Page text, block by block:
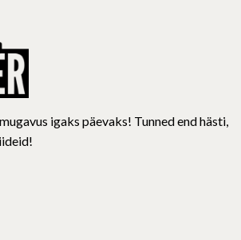
igaks päevaks! Tunned end hästi,